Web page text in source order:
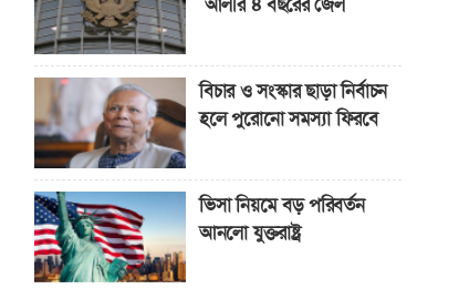
বিচার ও সংস্কার ছাড়া নির্বাচন
হলে পুরোনো সমস্যা ফিরবে
ভিসা নিয়মে বড় পরিবর্তন
আনলো যুক্তরাষ্ট্র